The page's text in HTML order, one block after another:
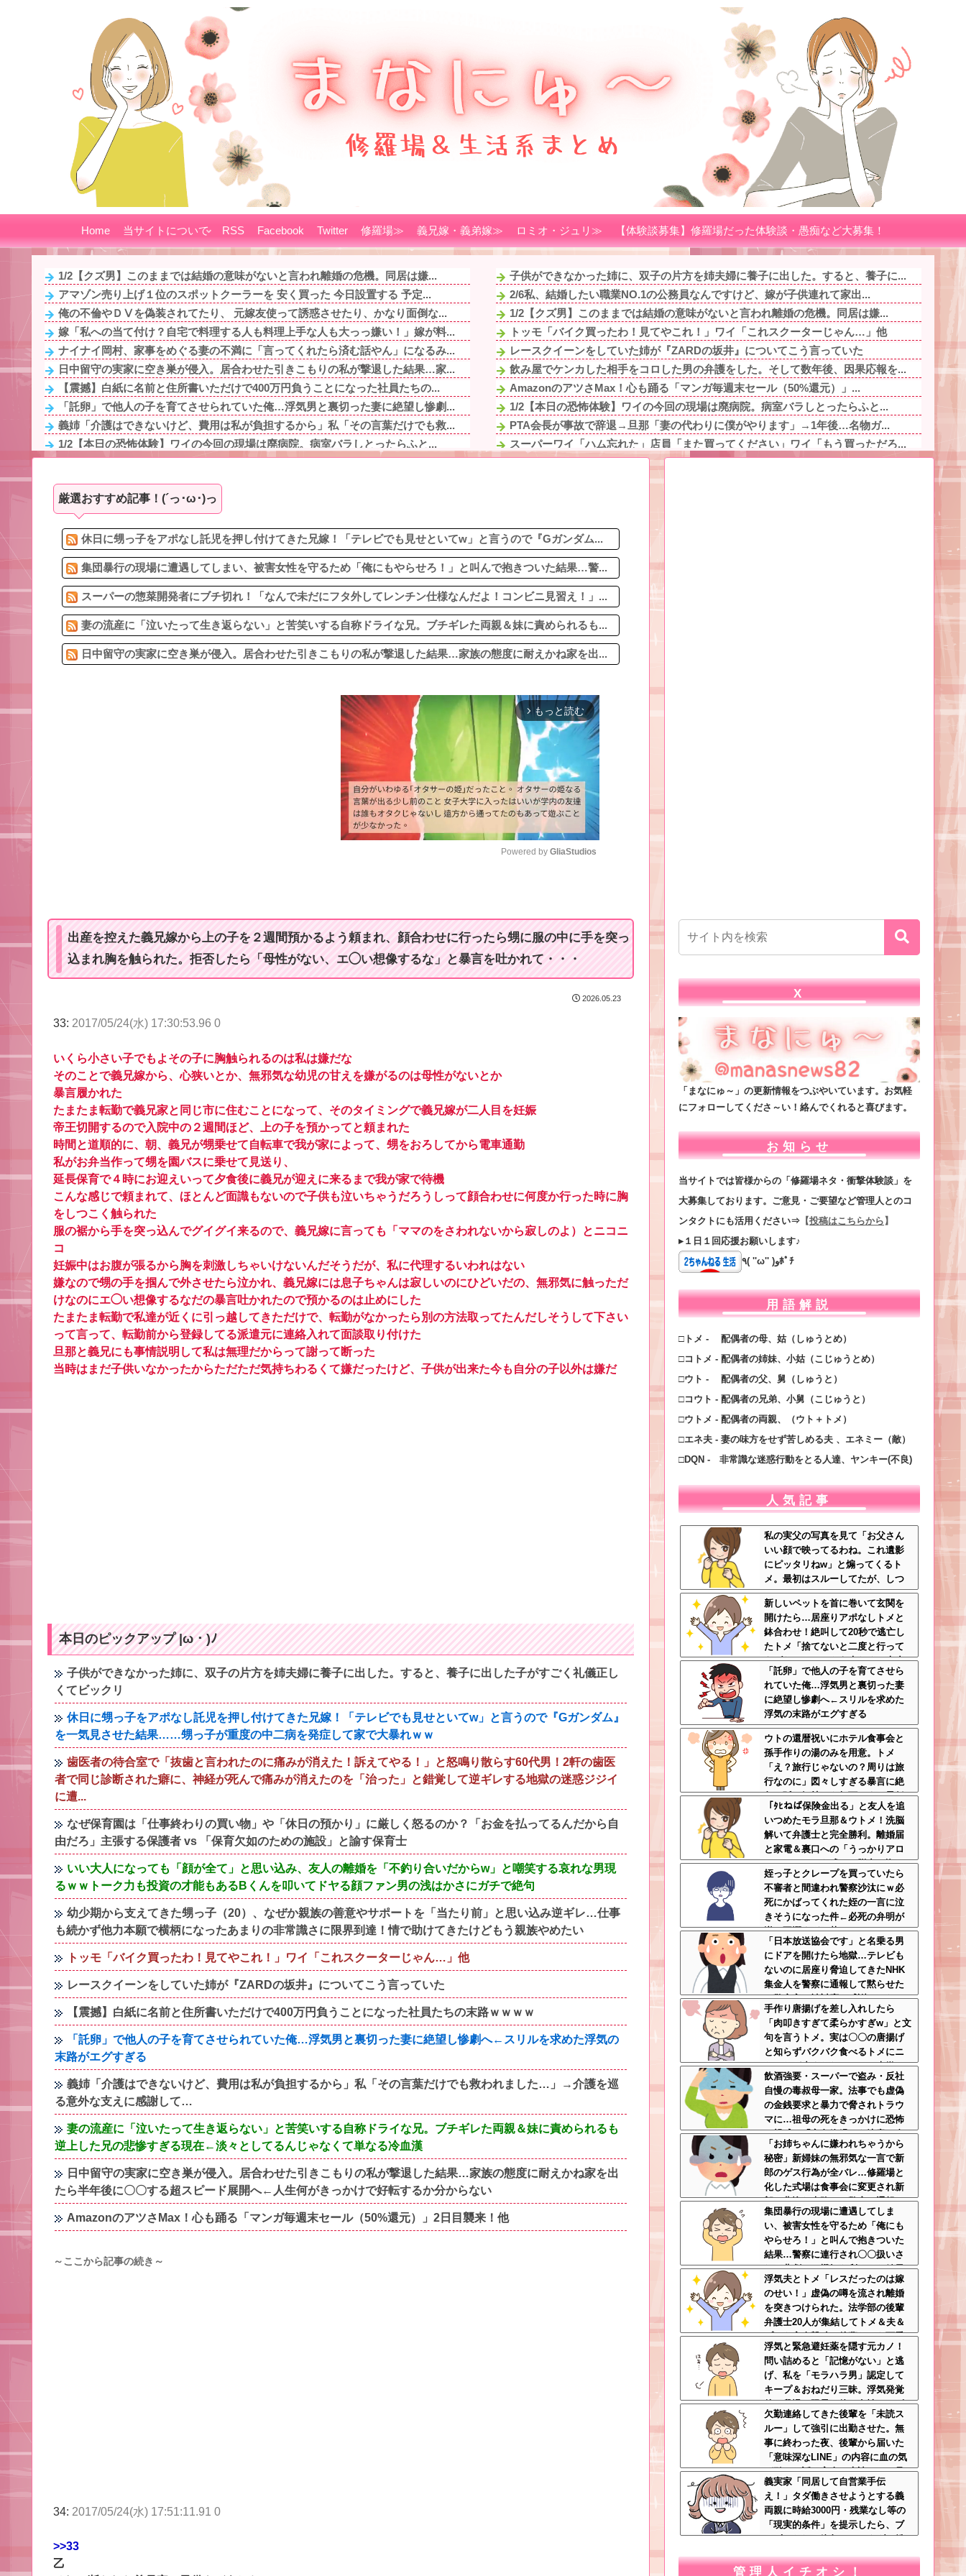
Home 当サイトについて RSS Facebook Twitter 修羅場≫ 義兄嫁・義弟嫁≫ ロミオ・ジュリ≫ 【体験談募集】修羅場だった体験談・愚痴など大募集！
1/2【クズ男】このままでは結婚の意味がないと言われ離婚の危機。同居は嫌...
アマゾン売り上げ１位のスポットクーラーを 安く買った 今日設置する 予定...
俺の不倫やＤⅤを偽装されてたり、 元嫁友使って誘惑させたり、かなり面倒な...
嫁「私への当て付け？自宅で料理する人も料理上手な人も大っっ嫌い！」嫁が料...
ナイナイ岡村、家事をめぐる妻の不満に「言ってくれたら済む話やん」になるみ...
日中留守の実家に空き巣が侵入。居合わせた引きこもりの私が撃退した結果…家...
【震撼】白紙に名前と住所書いただけで400万円負うことになった社員たちの...
「託卵」で他人の子を育てさせられていた俺…浮気男と裏切った妻に絶望し惨劇...
義姉「介護はできないけど、費用は私が負担するから」私「その言葉だけでも救...
1/2【本日の恐怖体験】ワイの今回の現場は廃病院。病室バラしとったらふと...
お盆になると旦那の祖父母宅に５泊くらいさせられる。旦那は「行かなくていい...
1/2【本日の恐怖体験】ワイの今回の現場は廃病院。病室バラしとったらふと...
のび太ママの話が長いのって、多分同じ話を何回もループしてるよね
1/2【クズ男】このままでは結婚の意味がないと言われ離婚の危機。同居は嫌...
子供ができなかった姉に、双子の片方を姉夫婦に養子に出した。すると、養子に...
2/6私、結婚したい職業NO.1の公務員なんですけど、嫁が子供連れて家出...
1/2【クズ男】このままでは結婚の意味がないと言われ離婚の危機。同居は嫌...
トッモ「バイク買ったわ！見てやこれ！」ワイ「これスクーターじゃん…」他
レースクイーンをしていた姉が『ZARDの坂井』についてこう言っていた
飲み屋でケンカした相手をコロした男の弁護をした。そして数年後、因果応報を...
AmazonのアツさMax！心も踊る「マンガ毎週末セール（50%還元）」...
1/2【本日の恐怖体験】ワイの今回の現場は廃病院。病室バラしとったらふと...
PTA会長が事故で辞退→旦那「妻の代わりに僕がやります」→1年後…名物ガ...
スーパーワイ「ハム忘れた」店員「また買ってください」ワイ「もう買っただろ...
【イライラ】私達は同じ会社勤務で社内では仲の良い夫婦として有名だったんだ...
韓国人「台風で品不足になった沖縄のスーパーに行ってみたら、なぜか辛ラーメ...
厳選おすすめ記事！(´っ･ω･)っ
休日に甥っ子をアポなし託児を押し付けてきた兄嫁！「テレビでも見せといてw」と言うので『Gガンダム...
集団暴行の現場に遭遇してしまい、被害女性を守るため「俺にもやらせろ！」と叫んで抱きついた結果…警...
スーパーの惣菜開発者にブチ切れ！「なんで未だにフタ外してレンチン仕様なんだよ！コンビニ見習え！」...
妻の流産に「泣いたって生き返らない」と苦笑いする自称ドライな兄。ブチギレた両親＆妹に責められるも...
日中留守の実家に空き巣が侵入。居合わせた引きこもりの私が撃退した結果…家族の態度に耐えかね家を出...
arrow_forward_ios もっと読む
t
Powered by GliaStudios
出産を控えた義兄嫁から上の子を２週間預かるよう頼まれ、顔合わせに行ったら甥に服の中に手を突っ
込まれ胸を触られた。拒否したら「母性がない、エ◯い想像するな」と暴言を吐かれて・・・
2026.05.23
33: 2017/05/24(水) 17:30:53.96 0
いくら小さい子でもよその子に胸触られるのは私は嫌だな
そのことで義兄嫁から、心狭いとか、無邪気な幼児の甘えを嫌がるのは母性がないとか
暴言履かれた
たまたま転勤で義兄家と同じ市に住むことになって、そのタイミングで義兄嫁が二人目を妊娠
帝王切開するので入院中の２週間ほど、上の子を預かってと頼まれた
時間と道順的に、朝、義兄が甥乗せて自転車で我が家によって、甥をおろしてから電車通勤
私がお弁当作って甥を園バスに乗せて見送り、
延長保育で４時にお迎えいって夕食後に義兄が迎えに来るまで我が家で待機
こんな感じで頼まれて、ほとんど面識もないので子供も泣いちゃうだろうしって顔合わせに何度か行った時に胸
をしつこく触られた
服の裾から手を突っ込んでグイグイ来るので、義兄嫁に言っても「ママのをさわれないから寂しのよ）とニコニ
コ
妊娠中はお腹が張るから胸を刺激しちゃいけないんだそうだが、私に代理するいわれはない
嫌なので甥の手を掴んで外させたら泣かれ、義兄嫁には息子ちゃんは寂しいのにひどいだの、無邪気に触っただ
けなのにエ◯い想像するなだの暴言吐かれたので預かるのは止めにした
たまたま転勤で私達が近くに引っ越してきただけで、転勤がなかったら別の方法取ってたんだしそうして下さい
って言って、転勤前から登録してる派遣元に連絡入れて面談取り付けた
旦那と義兄にも事情説明して私は無理だからって謝って断った
当時はまだ子供いなかったからただただ気持ちわるくて嫌だったけど、子供が出来た今も自分の子以外は嫌だ
本日のピックアップ |ω・)ﾉ
子供ができなかった姉に、双子の片方を姉夫婦に養子に出した。すると、養子に出した子がすごく礼儀正し
くてビックリ
休日に甥っ子をアポなし託児を押し付けてきた兄嫁！「テレビでも見せといてw」と言うので『Gガンダム』
を一気見させた結果……甥っ子が重度の中二病を発症して家で大暴れｗｗ
歯医者の待合室で「抜歯と言われたのに痛みが消えた！訴えてやる！」と怒鳴り散らす60代男！2軒の歯医
者で同じ診断された癖に、神経が死んで痛みが消えたのを「治った」と錯覚して逆ギレする地獄の迷惑ジジイ
に遭...
なぜ保育園は「仕事終わりの買い物」や「休日の預かり」に厳しく怒るのか？「お金を払ってるんだから自
由だろ」主張する保護者 vs 「保育欠如のための施設」と諭す保育士
いい大人になっても「顔が全て」と思い込み、友人の離婚を「不釣り合いだからw」と嘲笑する哀れな男現
るｗｗトーク力も投資の才能もあるBくんを叩いてドヤる顔ファン男の浅はかさにガチで絶句
幼少期から支えてきた甥っ子（20）、なぜか親族の善意やサポートを「当たり前」と思い込み逆ギレ…仕事
も続かず他力本願で横柄になったあまりの非常識さに限界到達！情で助けてきたけどもう親族やめたい
トッモ「バイク買ったわ！見てやこれ！」ワイ「これスクーターじゃん…」他
レースクイーンをしていた姉が『ZARDの坂井』についてこう言っていた
【震撼】白紙に名前と住所書いただけで400万円負うことになった社員たちの末路ｗｗｗｗ
「託卵」で他人の子を育てさせられていた俺…浮気男と裏切った妻に絶望し惨劇へ←スリルを求めた浮気の
末路がエグすぎる
義姉「介護はできないけど、費用は私が負担するから」私「その言葉だけでも救われました…」→介護を巡
る意外な支えに感謝して…
妻の流産に「泣いたって生き返らない」と苦笑いする自称ドライな兄。ブチギレた両親＆妹に責められるも
逆上した兄の悲惨すぎる現在←淡々としてるんじゃなくて単なる冷血漢
日中留守の実家に空き巣が侵入。居合わせた引きこもりの私が撃退した結果…家族の態度に耐えかね家を出
たら半年後に〇〇する超スピード展開へ←人生何がきっかけで好転するか分からない
AmazonのアツさMax！心も踊る「マンガ毎週末セール（50%還元）」2日目襲来！他
～ここから記事の続き～
34: 2017/05/24(水) 17:51:11.91 0
>>33
乙
X
「まなにゅ～」の更新情報をつぶやいています。お気軽
にフォローしてくださ～い！絡んでくれると喜びます。
お知らせ
当サイトでは皆様からの「修羅場ネタ・衝撃体験談」を
大募集しております。ご意見・ご要望など管理人とのコ
ンタクトにも活用ください⇒ 【投稿はこちらから 】
▸１日１回応援お願いします♪
٩( ''ω'' )وﾎﾟﾁ
用語解説
□トメ - 配偶者の母、姑（しゅうとめ）
□コトメ - 配偶者の姉妹、小姑（こじゅうとめ）
□ウト - 配偶者の父、舅（しゅうと）
□コウト - 配偶者の兄弟、小舅（こじゅうと）
□ウトメ - 配偶者の両親、（ウト＋トメ）
□エネ夫 - 妻の味方をせず苦しめる夫 、エネミー（敵）
□DQN - 非常識な迷惑行動をとる人達、ヤンキー(不良)
人気記事
私の実父の写真を見て「お父さん
いい顔で映ってるわね。これ遺影
にピッタリねw」と煽ってくるト
メ。最初はスルーしてたが、しつ
こいのでスマホのカメラをトメに
向けて同じ手で反撃したったｗｗ
ｗ
新しいペットを首に巻いて玄関を
開けたら…居座りアポなしトメと
鉢合わせ！絶叫して20秒で逃亡し
たトメ「捨てないと二度と行って
あげない！」←もう来なくて大丈
夫ですｗ
「託卵」で他人の子を育てさせら
れていた俺…浮気男と裏切った妻
に絶望し惨劇へ←スリルを求めた
浮気の末路がエグすぎる
ウトの還暦祝いにホテル食事会と
孫手作りの湯のみを用意。トメ
「え？旅行じゃないの？周りは旅
行なのに」図々しすぎる暴言に絶
句←孫の気持ちを無下にする最低
ババア
「ﾀﾋねば保険金出る」と友人を追
いつめたモラ旦那＆ウトメ！洗脳
解いて弁護士と完全勝利。離婚届
と家電＆裏口への「うっかりアロ
ンアルファ」を残して脱出←悔し
泣きしながらやることがエグくて
草
姪っ子とクレープを買っていたら
不審者と間違われ警察沙汰にｗ必
死にかばってくれた姪の一言に泣
きそうになった件←必死の弁明が
逆に不憫すぎて草
「日本放送協会です」と名乗る男
にドアを開けたら地獄…テレビも
ないのに居座り脅迫してきたNHK
集金人を警察に通報して黙らせた
←警察官の神対応に感謝しかない
手作り唐揚げを差し入れしたら
「肉叩きすぎて柔らかすぎw」と文
句を言うトメ。実は〇〇の唐揚げ
と知らずバクバク食べるトメにニ
ヤニヤが止まらないｗｗ←大嫌い
な食材おいしく食べててワロタ
飲酒強要・スーパーで盗み・反社
自慢の毒叔母一家。法事でも虚偽
の金銭要求と暴力で脅されトラウ
マに…祖母の死をきっかけに恐怖
の親戚と「永久絶縁」を決意←自
分の身の安全を最優先にして大正
解
「お姉ちゃんに嫌われちゃうから
秘密」新婦妹の無邪気な一言で新
郎のゲス行為が全バレ…修羅場と
化した式場は食事会に変更され新
郎は悲惨な末路へ←警察に通報さ
れてもおかしくないレベル
集団暴行の現場に遭遇してしま
い、被害女性を守るため「俺にも
やらせろ！」と叫んで抱きついた
結果…警察に連行され〇〇扱いさ
れる悲劇へ←機転を利かせた結果
が裏目に出すぎて惨事
浮気夫とトメ「レスだったのは嫁
のせい！」虚偽の噂を流され離婚
を突きつけられた。法学部の後輩
弁護士20人が集結してトメ＆夫＆
プリを完全撃破←後輩たちを可愛
がっていた恩が最高形で返ってき
た
浮気と緊急避妊薬を隠す元カノ！
問い詰めると「記憶がない」と逃
げ、私を「モラハラ男」認定して
キープ＆おねだり三昧。浮気発覚
後、我慢の限界で他の女性とスピ
ード婚した結果ｗｗｗｗｗ
欠勤連絡してきた後輩を「未読ス
ルー」して強引に出勤させた。無
事に終わった夜、後輩から届いた
「意味深なLINE」の内容に血の気
が引いた話←完全に未読スルー見
抜かれてて草
義実家「同居して自営業手伝
え！」タダ働きさせようとする義
両親に時給3000円・残業なし等の
「現実的条件」を提示したら、ブ
チギレられて絶句ｗｗ←タダで働
管理人イチオシ！